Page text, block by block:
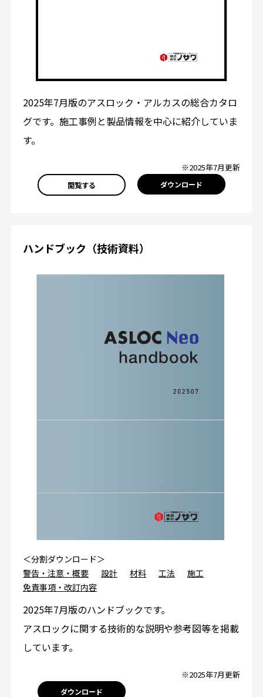
2025年7月版のアスロック・アルカスの総合カタロ
グです。施工事例と製品情報を中心に紹介していま
す。
※2025年7月更新
閲覧する ダウンロード
ハンドブック（技術資料）
＜分割ダウンロード＞
警告・注意・概要
設計 材料 工法
施工
免責事項・改訂内容
2025年7月版のハンドブックです。
アスロックに関する技術的な説明や参考図等を掲載
しています。
※2025年7月更新
ダウンロード